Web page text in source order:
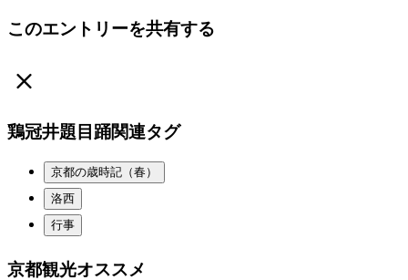
このエントリーを共有する
鶏冠井題目踊関連タグ
京都の歳時記（春）
洛西
行事
京都観光オススメ